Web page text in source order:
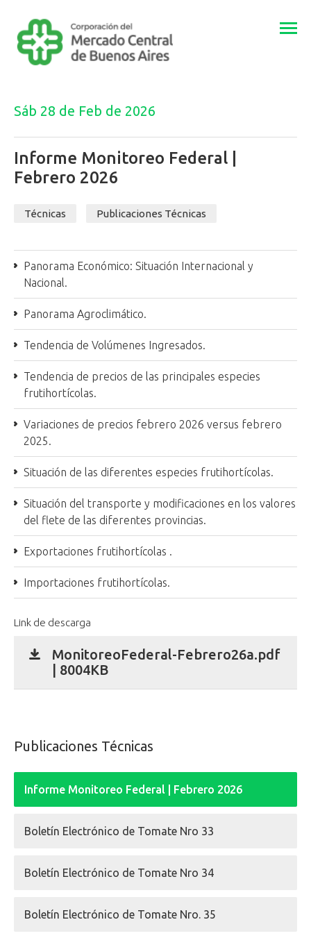
Sáb 28 de Feb de 2026
Informe Monitoreo Federal |
Febrero 2026
Técnicas Publicaciones Técnicas
Panorama Económico: Situación Internacional y
Nacional.
Panorama Agroclimático.
Tendencia de Volúmenes Ingresados.
Tendencia de precios de las principales especies
frutihortícolas.
Variaciones de precios febrero 2026 versus febrero
2025.
Situación de las diferentes especies frutihortícolas.
Situación del transporte y modificaciones en los valores
del flete de las diferentes provincias.
Exportaciones frutihortícolas .
Importaciones frutihortícolas.
Link de descarga
MonitoreoFederal-Febrero26a.pdf
| 8004KB
Publicaciones Técnicas
Informe Monitoreo Federal | Febrero 2026
Boletín Electrónico de Tomate Nro 33
Boletín Electrónico de Tomate Nro 34
Boletín Electrónico de Tomate Nro. 35